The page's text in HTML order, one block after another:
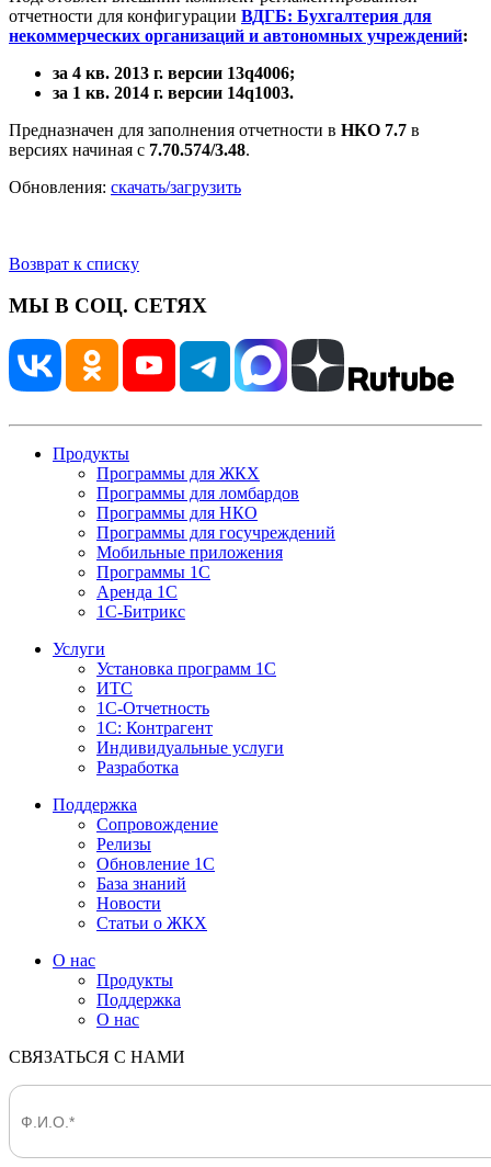
отчетности для конфигурации ВДГБ: Бухгалтерия для
некоммерческих организаций и автономных учреждений:
за 4 кв. 2013 г. версии 13q4006;
за 1 кв. 2014 г. версии 14q1003.
Предназначен для заполнения отчетности в НКО 7.7 в
версиях начиная с 7.70.574/3.48.
Обновления: скачать/загрузить
Возврат к списку
МЫ В СОЦ. СЕТЯХ
Продукты
Программы для ЖКХ
Программы для ломбардов
Программы для НКО
Программы для госучреждений
Мобильные приложения
Программы 1С
Аренда 1С
1С-Битрикс
Услуги
Установка программ 1С
ИТС
1С-Отчетность
1С: Контрагент
Индивидуальные услуги
Разработка
Поддержка
Сопровождение
Релизы
Обновление 1С
База знаний
Новости
Статьи о ЖКХ
О нас
Продукты
Поддержка
О нас
СВЯЗАТЬСЯ С НАМИ